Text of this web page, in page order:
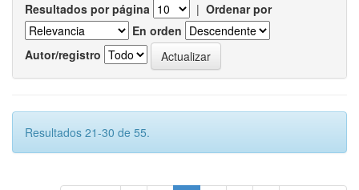
Resultados por página | Ordenar por
En orden
Autor/registro
Resultados 21-30 de 55.